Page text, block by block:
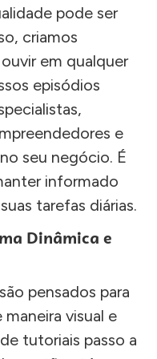
pode ser
criamos
em qualquer
episódios
e
seu negócio. É
informado
tarefas diárias.
Dinâmica e
pensados para
visual e
tutoriais passo a